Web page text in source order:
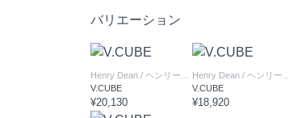
バリエーション
Henry Dean / ヘンリーディーン
V.CUBE
¥20,130
Henry Dean / ヘンリーディーン
V.CUBE
¥18,920